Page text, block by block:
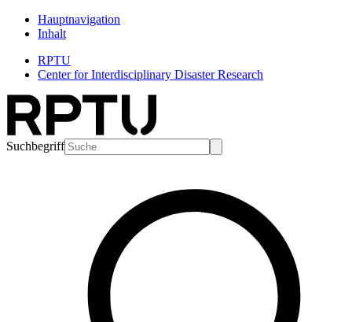
Hauptnavigation
Inhalt
RPTU
Center for Interdisciplinary Disaster Research
Suchbegriff